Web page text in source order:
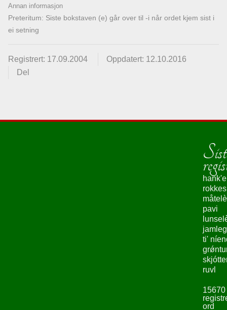
Annan informasjon
Preteritum: Siste bokstaven (e) går over til -i når ordet kjem sist i
ei setning
Registrert: 17.09.2004
Oppdatert: 12.10.2016
Del
hank'e
pavi
ti'
ruvl
15670
ord